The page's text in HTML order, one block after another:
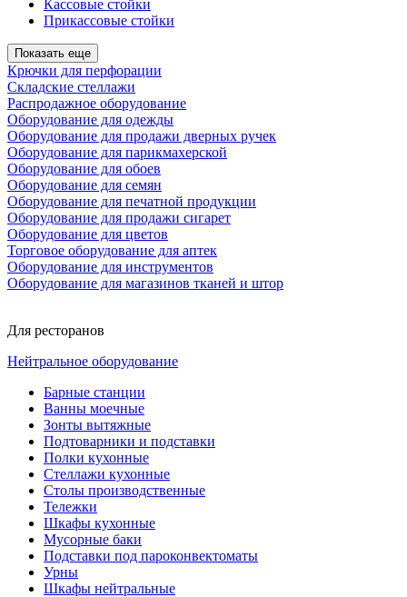
Кассовые стойки
Прикассовые стойки
Показать еще
Крючки для перфорации
Складские стеллажи
Распродажное оборудование
Оборудование для одежды
Оборудование для продажи дверных ручек
Оборудование для парикмахерской
Оборудование для обоев
Оборудование для семян
Оборудование для печатной продукции
Оборудование для продажи сигарет
Оборудование для цветов
Торговое оборудование для аптек
Оборудование для инструментов
Оборудование для магазинов тканей и штор
Для ресторанов
Нейтральное оборудование
Барные станции
Ванны моечные
Зонты вытяжные
Подтоварники и подставки
Полки кухонные
Стеллажи кухонные
Столы производственные
Тележки
Шкафы кухонные
Мусорные баки
Подставки под пароконвектоматы
Урны
Шкафы нейтральные